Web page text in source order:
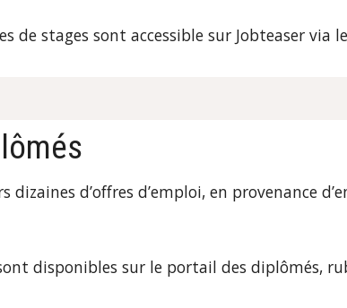
de stages sont accessible sur Jobteaser via
dizaines d’offres d’emploi, en provenance
disponibles sur le portail des diplômés,